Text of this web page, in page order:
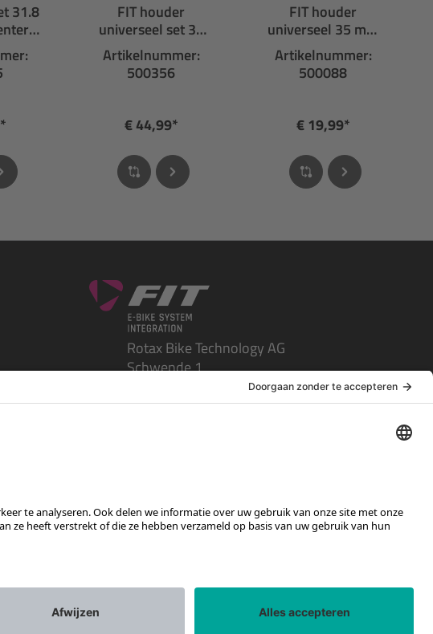
31.8
FIT houder
universeel set 35
mm voor display
Artikelnummer:
500356
€ 44,99*
FIT houder
universeel 35 mm
voor display
Artikelnummer:
500088
€ 19,99*
Rotax Bike Technology AG
Schwende 1